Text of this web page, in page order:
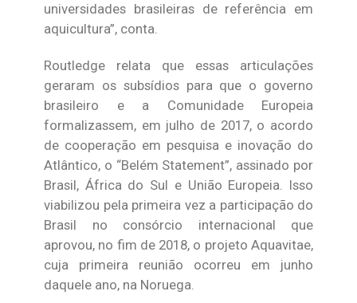
universidades brasileiras de referência em
aquicultura”, conta.
Routledge relata que essas articulações
geraram os subsídios para que o governo
brasileiro e a Comunidade Europeia
formalizassem, em julho de 2017, o acordo
de cooperação em pesquisa e inovação do
Atlântico, o “Belém Statement”, assinado por
Brasil, África do Sul e União Europeia. Isso
viabilizou pela primeira vez a participação do
Brasil no consórcio internacional que
aprovou, no fim de 2018, o projeto Aquavitae,
cuja primeira reunião ocorreu em junho
daquele ano, na Noruega.